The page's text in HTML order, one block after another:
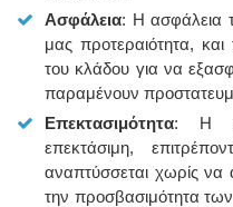
Ασφάλεια: Η ασφάλεια
μας προτεραιότητα,
του κλάδου για να
παραμένουν
Επεκτασιμότητα: Η
επεκτάσιμη,
αναπτύσσεται χωρίς να
την προσβασιμότητα